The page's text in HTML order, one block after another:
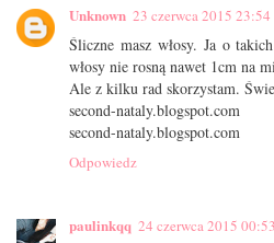
Unknown 23 czerwca 2015 23:54
Śliczne masz włosy. Ja o
włosy nie rosną nawet 1cm na
Ale z kilku rad skorzystam.
second-nataly.blogspot.com
second-nataly.blogspot.com
Odpowiedz
paulinkqq 24 czerwca 2015 00:53